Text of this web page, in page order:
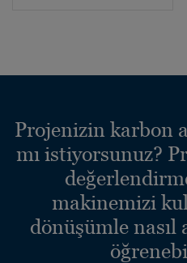
Projenizin karbon
mı istiyorsunuz?
makinemizi
dönüşümle nasıl